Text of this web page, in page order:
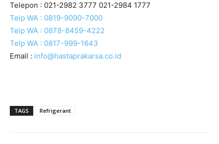
Telepon : 021-2982 3777 021-2984 1777
Telp WA : 0819-9090-7000
Telp WA : 0878-8459-4222
Telp WA : 0817-999-1643
Email : info@hastaprakarsa.co.id
TAGS Refrigerant